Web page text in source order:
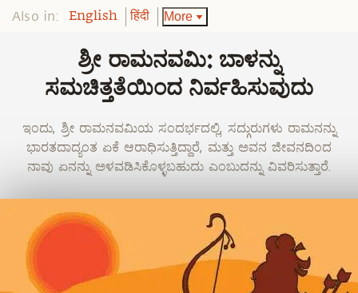
Also in: English हिंदी More
ಶ್ರೀ ರಾಮನವಮಿ: ಬಾಳನ್ನು
ಸಮಚಿತ್ತತೆಯಿಂದ ನಿರ್ವಹಿಸುವುದು
ಇಂದು, ಶ್ರೀ ರಾಮನವಮಿಯ ಸಂದರ್ಭದಲ್ಲಿ, ಸದ್ಗುರುಗಳು ರಾಮನನ್ನು
ಭಾರತದಾದ್ಯಂತ ಏಕೆ ಆರಾಧಿಸುತ್ತಿದ್ದಾರೆ, ಮತ್ತು ಅವನ ಜೀವನದಿಂದ
ನಾವು ಏನನ್ನು ಅಳವಡಿಸಿಕೊಳ್ಳಬಹುದು ಎಂಬುದನ್ನು ವಿವರಿಸುತ್ತಾರೆ.